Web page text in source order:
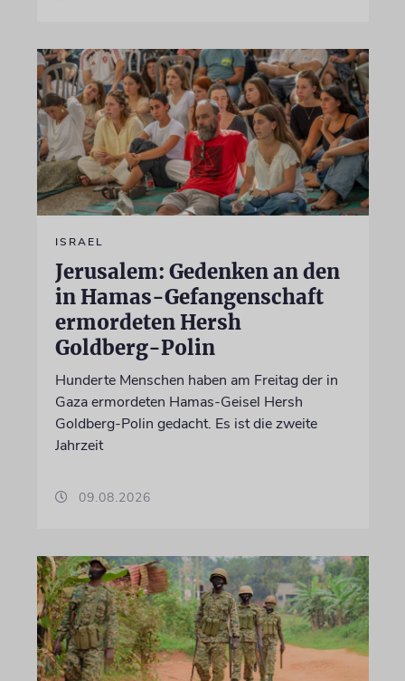
ISRAEL
Jerusalem: Gedenken an den
in Hamas-Gefangenschaft
ermordeten Hersh
Goldberg-Polin
Hunderte Menschen haben am Freitag der in
Gaza ermordeten Hamas-Geisel Hersh
Goldberg-Polin gedacht. Es ist die zweite
Jahrzeit
09.08.2026